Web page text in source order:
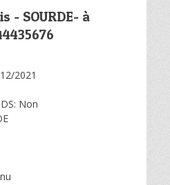
- SOURDE- à
2021
Non